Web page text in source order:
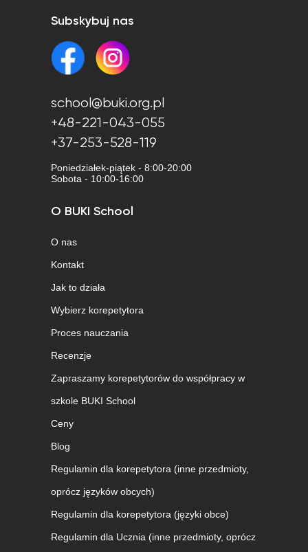
Subskybuj nas
school@buki.org.pl
+48-221-043-055
+37-253-528-119
Poniedziałek-piątek - 8:00-20:00
Sobota - 10:00-16:00
O BUKI School
O nas
Kontakt
Jak to działa
Wybierz korepetytora
Proces nauczania
Recenzje
Zapraszamy korepetytorów do współpracy w
szkole BUKI School
Ceny
Blog
Regulamin dla korepetytora (inne przedmioty,
oprócz języków obcych)
Regulamin dla korepetytora (języki obce)
Regulamin dla Ucznia (inne przedmioty, oprócz